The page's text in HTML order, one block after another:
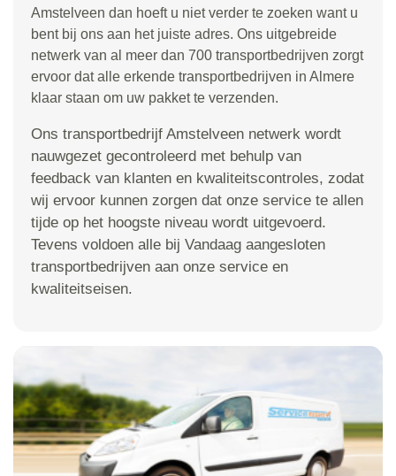
Amstelveen dan hoeft u niet verder te zoeken want u
bent bij ons aan het juiste adres. Ons uitgebreide
netwerk van al meer dan 700 transportbedrijven zorgt
ervoor dat alle erkende transportbedrijven in Almere
klaar staan om uw pakket te verzenden.
Ons transportbedrijf Amstelveen netwerk wordt
nauwgezet gecontroleerd met behulp van
feedback van klanten en kwaliteitscontroles, zodat
wij ervoor kunnen zorgen dat onze service te allen
tijde op het hoogste niveau wordt uitgevoerd.
Tevens voldoen alle bij Vandaag aangesloten
transportbedrijven aan onze service en
kwaliteitseisen.